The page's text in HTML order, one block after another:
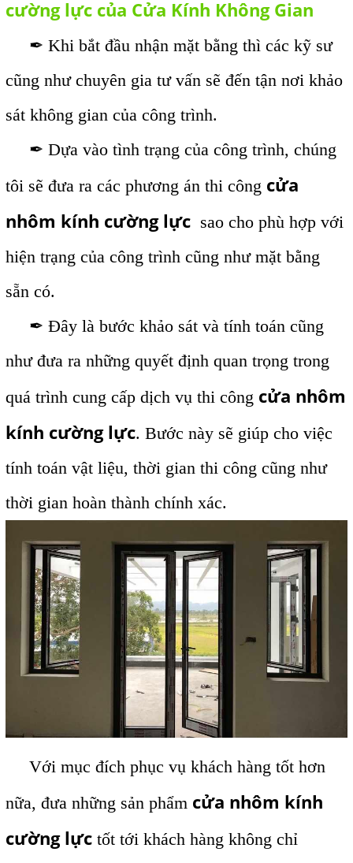
cường lực của Cửa Kính Không Gian
✒ Khi bắt đầu nhận mặt bằng thì các kỹ sư
cũng như chuyên gia tư vấn sẽ đến tận nơi khảo
sát không gian của công trình.
✒ Dựa vào tình trạng của công trình, chúng
tôi sẽ đưa ra các phương án thi công cửa
nhôm kính cường lực sao cho phù hợp với
hiện trạng của công trình cũng như mặt bằng
sẵn có.
✒ Đây là bước khảo sát và tính toán cũng
như đưa ra những quyết định quan trọng trong
quá trình cung cấp dịch vụ thi công cửa nhôm
kính cường lực. Bước này sẽ giúp cho việc
tính toán vật liệu, thời gian thi công cũng như
thời gian hoàn thành chính xác.
Với mục đích phục vụ khách hàng tốt hơn
nữa, đưa những sản phẩm cửa nhôm kính
cường lựctốt tới khách hàng không chỉ